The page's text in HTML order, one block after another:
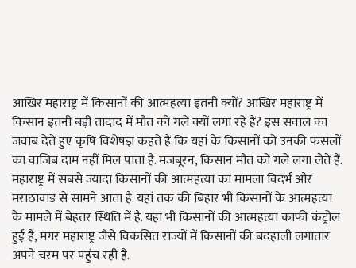
आखिर महाराष्ट्र में किसानों की आत्महत्या इतनी क्यों? आखिर महाराष्ट्र में
किसान इतनी बड़ी तादाद में मौत को गले क्यों लगा रहे हैं? इस सवाल का
जवाब देते हुए कृषि विशेषज्ञ कहते हैं कि यहां के किसानों को उनकी फसलों
का वाजिब दाम नहीं मिल पाता है. मजबूरन, किसान मौत को गले लगा लेते हैं.
महाराष्ट्र में सबसे ज्यादा किसानों की आत्महत्या का मामला विदर्भ और
मराठावाड से सामने आता है. यहां तक की बिहार भी किसानों के आत्महत्या
के मामले में बेहतर स्थिति में है. यहां भी किसानों की आत्महत्या काफी कंट्रोल
हुई है, मगर महाराष्ट्र जैसे विकसित राज्यों में किसानों की बदहाली लगातार
अपने चरम पर पहुंच रही है.